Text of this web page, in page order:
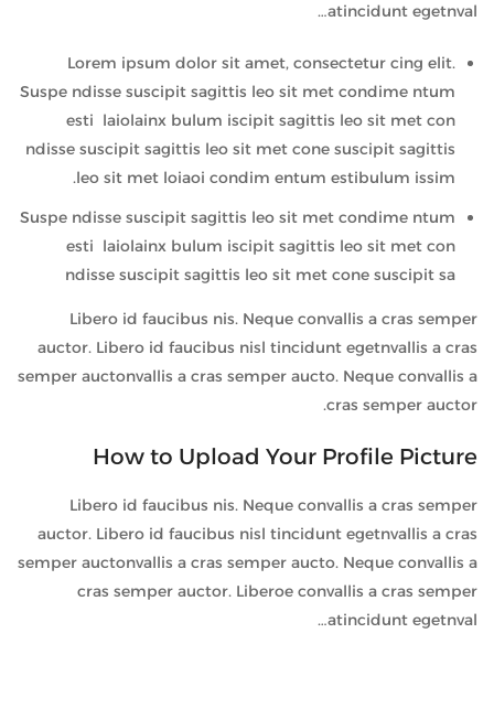
atincidunt egetnval…
Lorem ipsum dolor sit amet, consectetur cing elit.
Suspe ndisse suscipit sagittis leo sit met condime ntum
esti laiolainx bulum iscipit sagittis leo sit met con
ndisse suscipit sagittis leo sit met cone suscipit sagittis
leo sit met loiaoi condim entum estibulum issim.
Suspe ndisse suscipit sagittis leo sit met condime ntum
esti laiolainx bulum iscipit sagittis leo sit met con
ndisse suscipit sagittis leo sit met cone suscipit sa
Libero id faucibus nis. Neque convallis a cras semper
auctor. Libero id faucibus nisl tincidunt egetnvallis a cras
semper auctonvallis a cras semper aucto. Neque convallis a
cras semper auctor.
How to Upload Your Profile Picture
Libero id faucibus nis. Neque convallis a cras semper
auctor. Libero id faucibus nisl tincidunt egetnvallis a cras
semper auctonvallis a cras semper aucto. Neque convallis a
cras semper auctor. Liberoe convallis a cras semper
atincidunt egetnval…